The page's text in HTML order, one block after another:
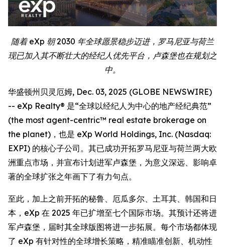
随着 eXp 朝 2030 年全球愿景稳步迈进，罗马尼亚与荷兰
现已加入其不断壮大的经纪人优先平台，卢森堡也在规划之
中。
华盛顿州贝灵厄姆, Dec. 03, 2025 (GLOBE NEWSWIRE)
-- eXp Realty® 是“全球以经纪人为中心的地产经纪典范”
(the most agent-centric™ real estate brokerage on
the planet)，也是 eXp World Holdings, Inc. (Nasdaq:
EXPI) 的核心子公司。其已成功开拓罗马尼亚与荷兰两大欧
洲重点市场，并宣布计划进军卢森堡，为意义深远、影响卓
著的全球扩张之年画下了有力句点。
至此，加上之前开拓的秘鲁、厄瓜多尔、土耳其、韩国和日
本，eXp 在 2025 年已扩增至七个国际市场。其预计还将进
军卢森堡，届时其全球版图将进一步拓展。每个市场都体现
了 eXp 有针对性的全球增长策略，精准瞄准创新、机动性